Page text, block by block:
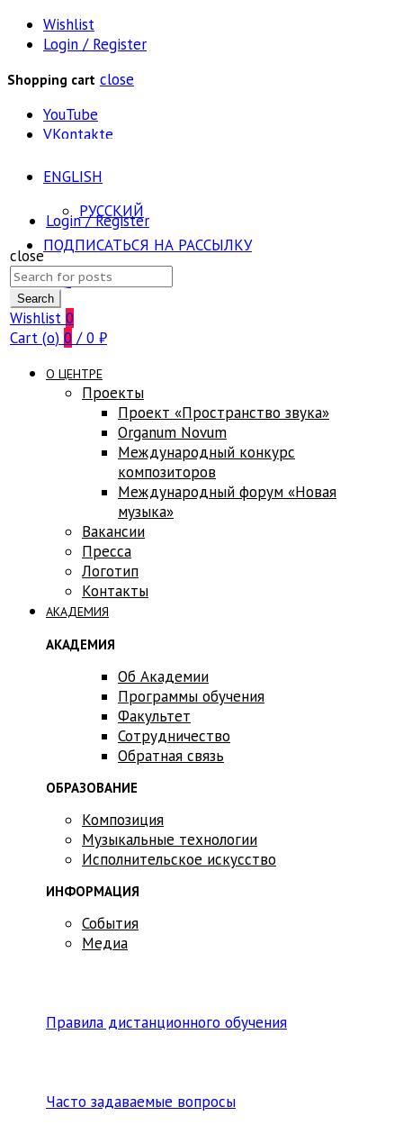
Wishlist
Login / Register
Shopping cart close
YouTube
VKontakte
ENGLISH
РУССКИЙ
ПОДПИСАТЬСЯ НА РАССЫЛКУ
FAQ
Login / Register
close
Search
for:
Search
Wishlist 0
Cart (o) 0 / 0 ₽
О ЦЕНТРЕ
Проекты
Проект «Пространство звука»
Оrganum Novum
Международный конкурс
композиторов
Международный форум «Новая
музыка»
Вакансии
Пресса
Логотип
Контакты
АКАДЕМИЯ
АКАДЕМИЯ
Об Академии
Программы обучения
Факультет
Сотрудничество
Обратная связь
ОБРАЗОВАНИЕ
Композиция
Музыкальные технологии
Исполнительское искусство
ИНФОРМАЦИЯ
События
Медиа
Правила дистанционного обучения
Часто задаваемые вопросы